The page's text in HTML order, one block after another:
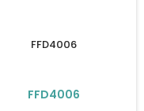
FFD4006
FFD4006